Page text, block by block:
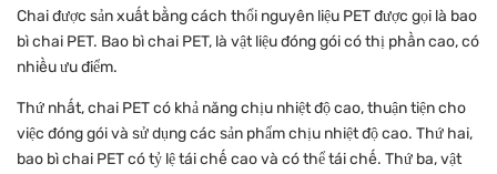
Chai được sản xuất bằng cách thổi nguyên liệu PET được gọi là bao
bì chai PET. Bao bì chai PET, là vật liệu đóng gói có thị phần cao, có
nhiều ưu điểm.
Thứ nhất, chai PET có khả năng chịu nhiệt độ cao, thuận tiện cho
việc đóng gói và sử dụng các sản phẩm chịu nhiệt độ cao. Thứ hai,
bao bì chai PET có tỷ lệ tái chế cao và có thể tái chế. Thứ ba, vật